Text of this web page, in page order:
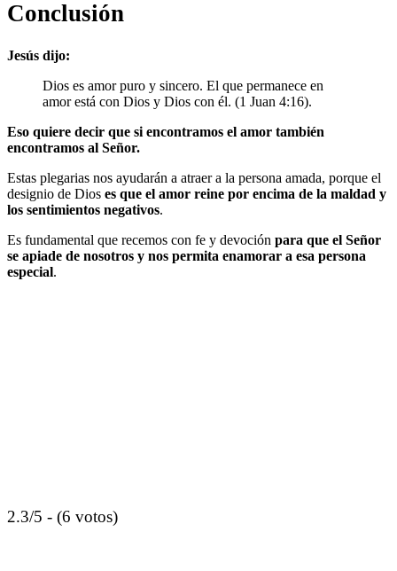
Conclusión
Jesús dijo:
Dios es amor puro y sincero. El que permanece en
amor está con Dios y Dios con él. (1 Juan 4:16).
Eso quiere decir que si encontramos el amor también
encontramos al Señor.
Estas plegarias nos ayudarán a atraer a la persona amada, porque el
designio de Dios es que el amor reine por encima de la maldad y
los sentimientos negativos.
Es fundamental que recemos con fe y devoción para que el Señor
se apiade de nosotros y nos permita enamorar a esa persona
especial.
2.3/5 - (6 votos)